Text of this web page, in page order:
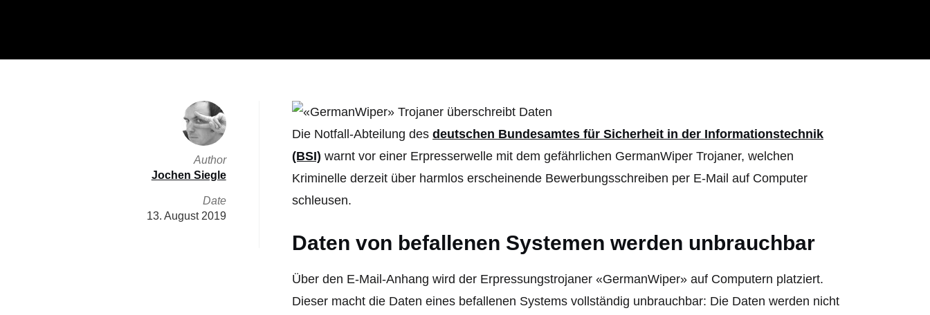
Die Notfall-Abteilung des deutschen Bundesamtes für Sicherheit in der Informationstechnik
(BSI) warnt vor einer Erpresserwelle mit dem gefährlichen GermanWiper Trojaner, welchen
Kriminelle derzeit über harmlos erscheinende Bewerbungsschreiben per E-Mail auf Computer
schleusen.
Daten von befallenen Systemen werden unbrauchbar
Über den E-Mail-Anhang wird der Erpressungstrojaner «GermanWiper» auf Computern platziert.
Dieser macht die Daten eines befallenen Systems vollständig unbrauchbar: Die Daten werden nicht
Author
Jochen Siegle
Date
13. August 2019